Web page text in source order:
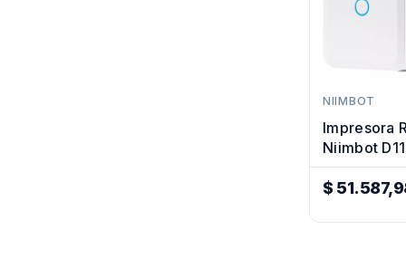
NIIMBOT
Impresora
Niimbot
$
Precio
Regular